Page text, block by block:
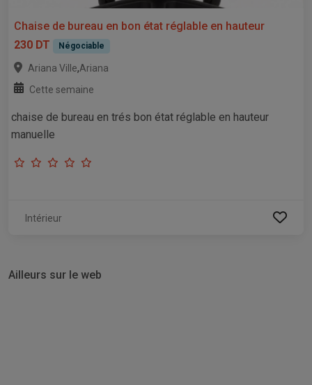
Chaise de bureau en bon état réglable en hauteur
230 DT
Négociable
Ariana Ville,Ariana
Cette semaine
chaise de bureau en trés bon état réglable en hauteur
manuelle
Intérieur
Ailleurs sur le web